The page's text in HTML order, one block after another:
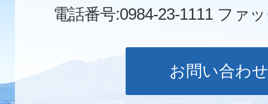
電話番号:0984-23-1111 ファ
お問い合わせ